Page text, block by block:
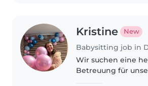
Kristine New
Wir suchen eine
Betreuung für